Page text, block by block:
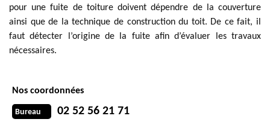
pour une fuite de toiture doivent dépendre de la couverture
ainsi que de la technique de construction du toit. De ce fait, il
faut détecter l’origine de la fuite afin d’évaluer les travaux
nécessaires.
Nos coordonnées
Bureau 02 52 56 21 71